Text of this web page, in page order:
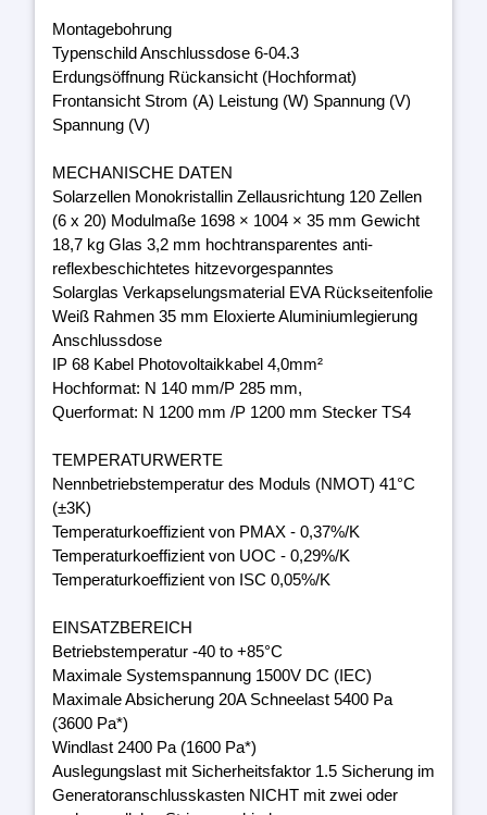
Montagebohrung
Typenschild Anschlussdose 6-04.3
Erdungsöffnung Rückansicht (Hochformat)
Frontansicht Strom (A) Leistung (W) Spannung (V)
Spannung (V)
MECHANISCHE DATEN
Solarzellen Monokristallin Zellausrichtung 120 Zellen
(6 x 20) Modulmaße 1698 × 1004 × 35 mm Gewicht
18,7 kg Glas 3,2 mm hochtransparentes anti-
reflexbeschichtetes hitzevorgespanntes
Solarglas Verkapselungsmaterial EVA Rückseitenfolie
Weiß Rahmen 35 mm Eloxierte Aluminiumlegierung
Anschlussdose
IP 68 Kabel Photovoltaikkabel 4,0mm²
Hochformat: N 140 mm/P 285 mm,
Querformat: N 1200 mm /P 1200 mm Stecker TS4
TEMPERATURWERTE
Nennbetriebstemperatur des Moduls (NMOT) 41°C
(±3K)
Temperaturkoeffizient von PMAX - 0,37%/K
Temperaturkoeffizient von UOC - 0,29%/K
Temperaturkoeffizient von ISC 0,05%/K
EINSATZBEREICH
Betriebstemperatur -40 to +85°C
Maximale Systemspannung 1500V DC (IEC)
Maximale Absicherung 20A Schneelast 5400 Pa
(3600 Pa*)
Windlast 2400 Pa (1600 Pa*)
Auslegungslast mit Sicherheitsfaktor 1.5 Sicherung im
Generatoranschlusskasten NICHT mit zwei oder